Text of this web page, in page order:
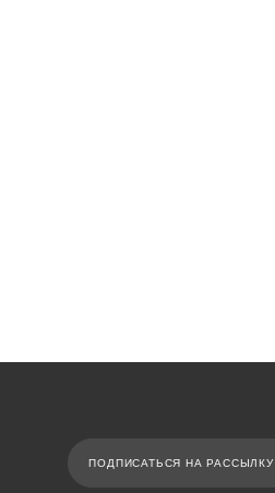
ПОДПИСАТЬСЯ НА РАССЫЛКУ